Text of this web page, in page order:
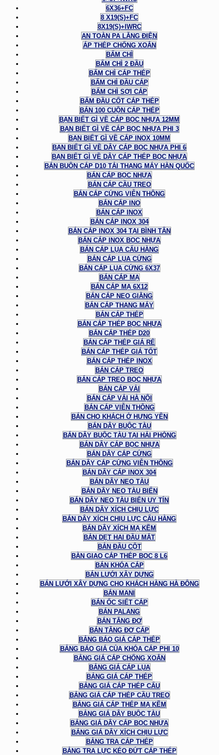
6X36+FC
8 X19(S)+FC
8X19(S)+IWRC
AN TOÀN PA LĂNG ĐIỆN
ÁP THÉP CHỐNG XOẮN
BẤM CHÌ
BẤM CHÌ 2 ĐẦU
BẤM CHÌ CÁP THÉP
BẤM CHÌ ĐẦU CÁP
BẤM CHÌ SỢI CÁP
BẤM ĐẦU CỐT CÁP THÉP
BÁN 100 CUỘN CÁP THÉP
BẠN BIẾT GÌ VỀ CÁP BỌC NHỰA 12MM
BẠN BIẾT GÌ VỀ CÁP BỌC NHỰA PHI 3
BẠN BIẾT GÌ VỀ CÁP INOX 10MM
BẠN BIẾT GÌ VỀ DÂY CÁP BỌC NHỰA PHI 6
BẠN BIẾT GÌ VỀ DÂY CÁP THÉP BỌC NHỰA
BÁN BUÔN CÁP D10 TẢI THANG MÁY HÀN QUỐC
BÁN CÁP BỌC NHỰA
BÁN CÁP CẦU TREO
BÁN CÁP CỨNG VIỄN THÔNG
BÁN CÁP INO
BÁN CÁP INOX
BÁN CÁP INOX 304
BÁN CÁP INOX 304 TẠI BÌNH TÂN
BÁN CÁP INOX BỌC NHỰA
BÁN CÁP LỤA CẨU HÀNG
BÁN CÁP LỤA CỨNG
BÁN CÁP LỤA CỨNG 6X37
BÁN CÁP MẠ
BÁN CÁP MẠ 6X12
BÁN CÁP NEO GIẰNG
BÁN CÁP THANG MÁY
BÁN CÁP THÉP
BÁN CÁP THÉP BỌC NHỰA
BÁN CÁP THÉP D20
BÁN CÁP THÉP GIÁ RẺ
BÁN CÁP THÉP GIÁ TỐT
BÁN CÁP THÉP INOX
BÁN CÁP TREO
BÁN CÁP TREO BỌC NHỰA
BÁN CÁP VẢI
BÁN CÁP VẢI HÀ NỘI
BÁN CÁP VIỄN THÔNG
BÁN CHO KHÁCH Ở HƯNG YÊN
BÁN DÂY BUỘC TÀU
BÁN DÂY BUỘC TÀU TẠI HẢI PHÒNG
BÁN DÂY CÁP BỌC NHỰA
BÁN DÂY CÁP CỨNG
BÁN DÂY CÁP CỨNG VIỄN THÔNG
BÁN DÂY CÁP INOX 304
BÁN DÂY NEO TÀU
BÁN DÂY NEO TÀU BIỂN
BÁN DÂY NEO TÀU BIỂN UY TÍN
BÁN DÂY XÍCH CHỊU LỰC
BÁN DÂY XÍCH CHỊU LỰC CẨU HÀNG
BÁN DÂY XÍCH MẠ KẼM
BẢN DẸT HAI ĐẦU MẮT
BẢN ĐẦU CỘT
BÀN GIAO CÁP THÉP BỌC 8 L6
BÁN KHÓA CÁP
BÁN LƯỚI XÂY DỰNG
BÁN LƯỚI XÂY DỰNG CHO KHÁCH HÀNG HÀ ĐÔNG
BÁN MANI
BÁN ỐC SIẾT CÁP
BÁN PALANG
BÁN TĂNG ĐƠ
BÁN TĂNG ĐƠ CÁP
BẢNG BÁO GIÁ CÁP THÉP
BẢNG BÁO GIÁ CỦA KHÓA CÁP PHI 10
BẢNG GIÁ CÁP CHỐNG XOẮN
BẢNG GIÁ CÁP LỤA
BẢNG GIÁ CÁP THÉP
BẢNG GIÁ CÁP THÉP CẨU
BẢNG GIÁ CÁP THÉP CẦU TREO
BẢNG GIÁ CÁP THÉP MẠ KẼM
BẢNG GIÁ DÂY BUỘC TÀU
BẢNG GIÁ DÂY CÁP BỌC NHỰA
BẢNG GIÁ DÂY XÍCH CHỊU LỰC
BẢNG TRA CÁP THÉP
BẢNG TRA LỰC KÉO ĐỨT CÁP THÉP